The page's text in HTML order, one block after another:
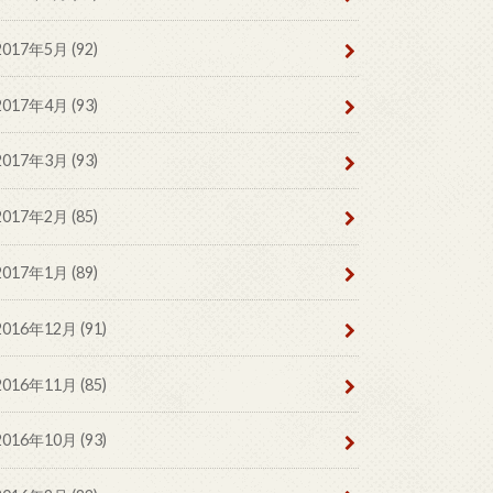
年5月 (92)
年4月 (93)
年3月 (93)
年2月 (85)
年1月 (89)
年12月 (91)
年11月 (85)
年10月 (93)